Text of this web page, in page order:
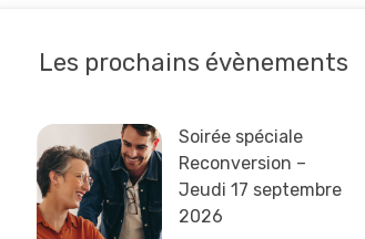
Les prochains évènements
Soirée spéciale
Reconversion –
Jeudi 17 septembre
2026
Lire la suite